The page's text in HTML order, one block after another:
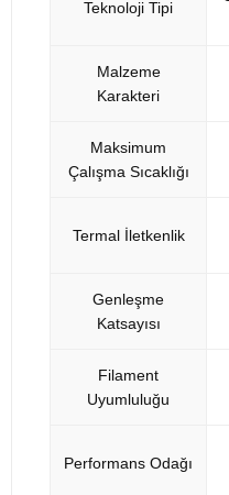
Teknoloji Tipi
Malzeme
Karakteri
Maksimum
Çalışma Sıcaklığı
Termal İletkenlik
Genleşme
Katsayısı
Filament
Uyumluluğu
Performans Odağı